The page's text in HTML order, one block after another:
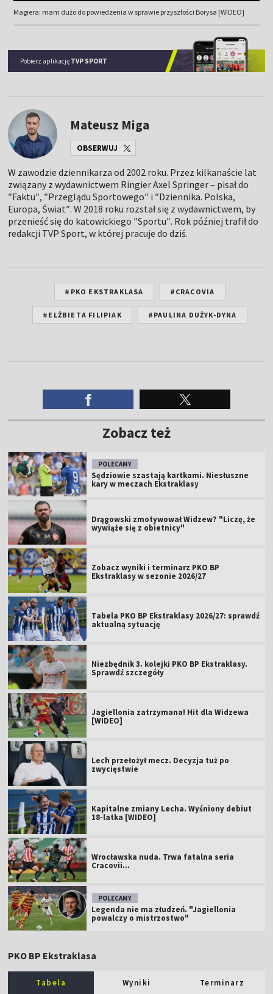
Magiera: mam dużo do powiedzenia w sprawie przyszłości Borysa [WIDEO]
Pobierz aplikację TVP SPORT
Mateusz Miga
OBSERWUJ
W zawodzie dziennikarza od 2002 roku. Przez kilkanaście lat
związany z wydawnictwem Ringier Axel Springer – pisał do
″Faktu″, ″Przeglądu Sportowego″ i ″Dziennika. Polska,
Europa, Świat″. W 2018 roku rozstał się z wydawnictwem, by
przenieść się do katowickiego ″Sportu″. Rok później trafił do
redakcji TVP Sport, w której pracuje do dziś.
#PKO EKSTRAKLASA #CRACOVIA
#ELŻBIETA FILIPIAK #PAULINA DUŻYK-DYNA
Zobacz też
POLECAMY
Sędziowie szastają kartkami. Niesłuszne
kary w meczach Ekstraklasy
Drągowski zmotywował Widzew? "Liczę, że
wywiąże się z obietnicy"
Zobacz wyniki i terminarz PKO BP
Ekstraklasy w sezonie 2026/27
Tabela PKO BP Ekstraklasy 2026/27: sprawdź
aktualną sytuację
Niezbędnik 3. kolejki PKO BP Ekstraklasy.
Sprawdź szczegóły
Jagiellonia zatrzymana! Hit dla Widzewa
[WIDEO]
Lech przełożył mecz. Decyzja tuż po
zwycięstwie
Kapitalne zmiany Lecha. Wyśniony debiut
18-latka [WIDEO]
Wrocławska nuda. Trwa fatalna seria
Cracovii...
POLECAMY
Legenda nie ma złudzeń. "Jagiellonia
powalczy o mistrzostwo"
PKO BP Ekstraklasa
Tabela Wyniki Terminarz